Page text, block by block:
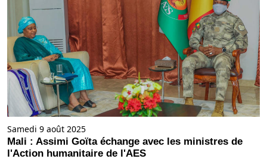
Samedi 9 août 2025
Mali : Assimi Goïta échange avec les ministres de
l'Action humanitaire de l'AES